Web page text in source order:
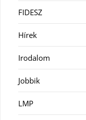
FIDESZ
Hírek
Irodalom
Jobbik
LMP